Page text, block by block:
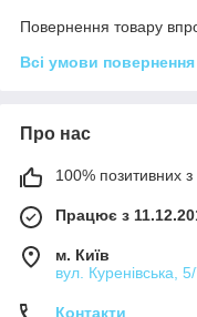
Повернення товару
Всі умови повернення
Про нас
100% позитивних з
Працює з
м. Київ
вул. Куренівська,
Контакти